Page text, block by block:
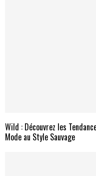
Wild : Découvrez les
Mode au Style Sauvage